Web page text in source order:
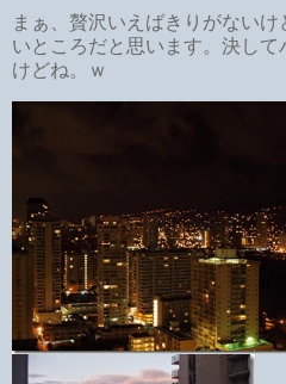
まぁ、贅沢いえばきりがない
いところだと思います。決し
けどね。ｗ